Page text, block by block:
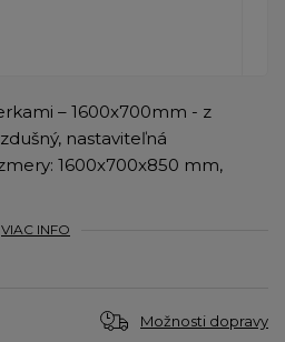
– 1600x700mm - z
nastaviteľná
1600x700x850 mm,
VIAC INFO
Možnosti dopravy